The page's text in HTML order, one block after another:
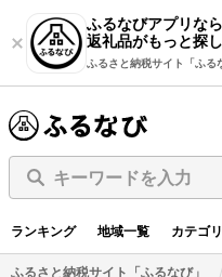
ふるなびアプリなら
返礼品がもっと探
ふるさと納税サイト「ふる
キーワードを入力
ランキング 地域一覧 カテゴリ
ふるさと納税サイト「ふるなび」